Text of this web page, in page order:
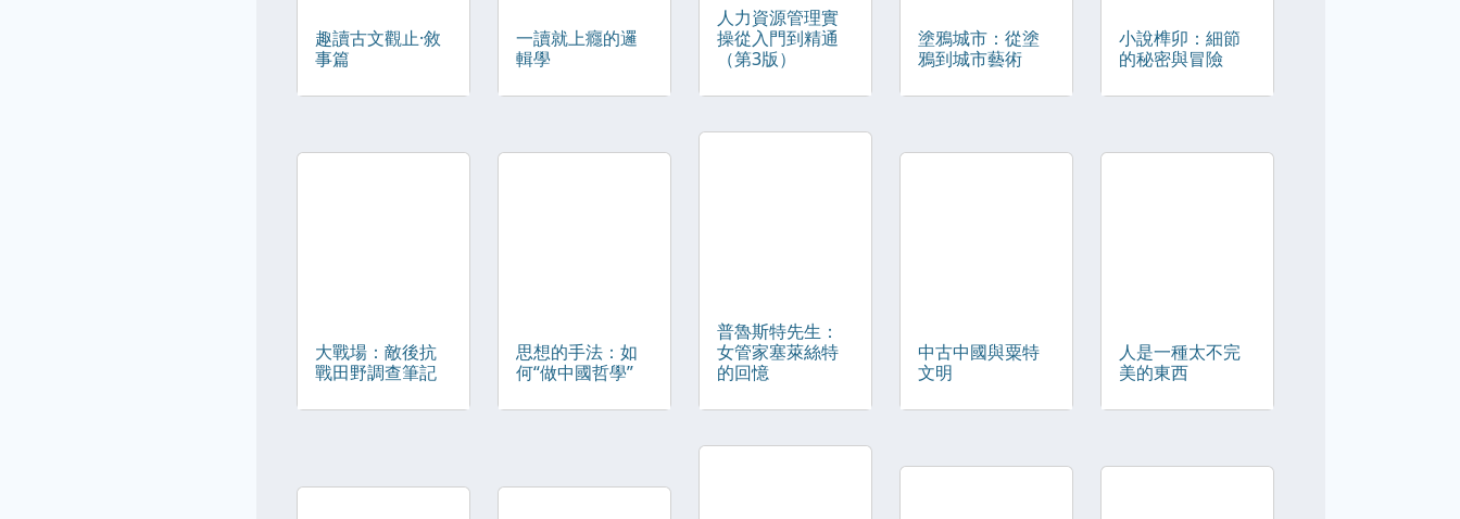
趣讀古文觀止·敘
事篇
一讀就上癮的邏
輯學
人力資源管理實
操從入門到精通
（第3版）
塗鴉城市：從塗
鴉到城市藝術
小說榫卯：細節
的秘密與冒險
大戰場：敵後抗
戰田野調查筆記
思想的手法：如
何“做中國哲學”
普魯斯特先生：
女管家塞萊絲特
的回憶
中古中國與粟特
文明
人是一種太不完
美的東西